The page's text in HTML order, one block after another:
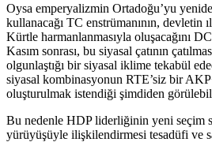
Oysa emperyalizmin Ortadoğu’yu
kullanacağı TC enstrümanının, devletin
Kürtle harmanlanmasıyla oluşacağını
Kasım sonrası, bu siyasal çatının
olgunlaştığı bir siyasal iklime tekabül
siyasal kombinasyonun RTE’siz bir
oluşturulmak istendiği şimdiden
Bu nedenle HDP liderliğinin yeni seçim
yürüyüşüyle ilişkilendirmesi tesadüfi ve